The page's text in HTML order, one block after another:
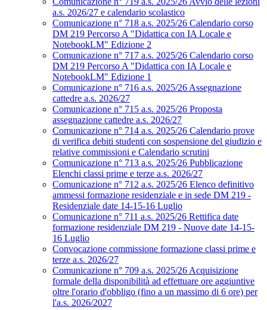
a.s. 2026/27 e calendario scolastico
Comunicazione n° 718 a.s. 2025/26 Calendario corso
DM 219 Percorso A "Didattica con IA Locale e
NotebookLM" Edizione 2
Comunicazione n° 717 a.s. 2025/26 Calendario corso
DM 219 Percorso A "Didattica con IA Locale e
NotebookLM" Edizione 1
Comunicazione n° 716 a.s. 2025/26 Assegnazione
cattedre a.s. 2026/27
Comunicazione n° 715 a.s. 2025/26 Proposta
assegnazione cattedre a.s. 2026/27
Comunicazione n° 714 a.s. 2025/26 Calendario prove
di verifica debiti studenti con sospensione del giudizio e
relative commissioni e Calendario scrutini
Comunicazione n° 713 a.s. 2025/26 Pubblicazione
Elenchi classi prime e terze a.s. 2026/27
Comunicazione n° 712 a.s. 2025/26 Elenco definitivo
ammessi formazione residenziale e in sede DM 219 -
Residenziale date 14-15-16 Luglio
Comunicazione n° 711 a.s. 2025/26 Rettifica date
formazione residenziale DM 219 - Nuove date 14-15-
16 Luglio
Convocazione commissione formazione classi prime e
terze a.s. 2026/27
Comunicazione n° 709 a.s. 2025/26 Acquisizione
formale della disponibilità ad effettuare ore aggiuntive
oltre l'orario d'obbligo (fino a un massimo di 6 ore) per
l'a.s. 2026/2027